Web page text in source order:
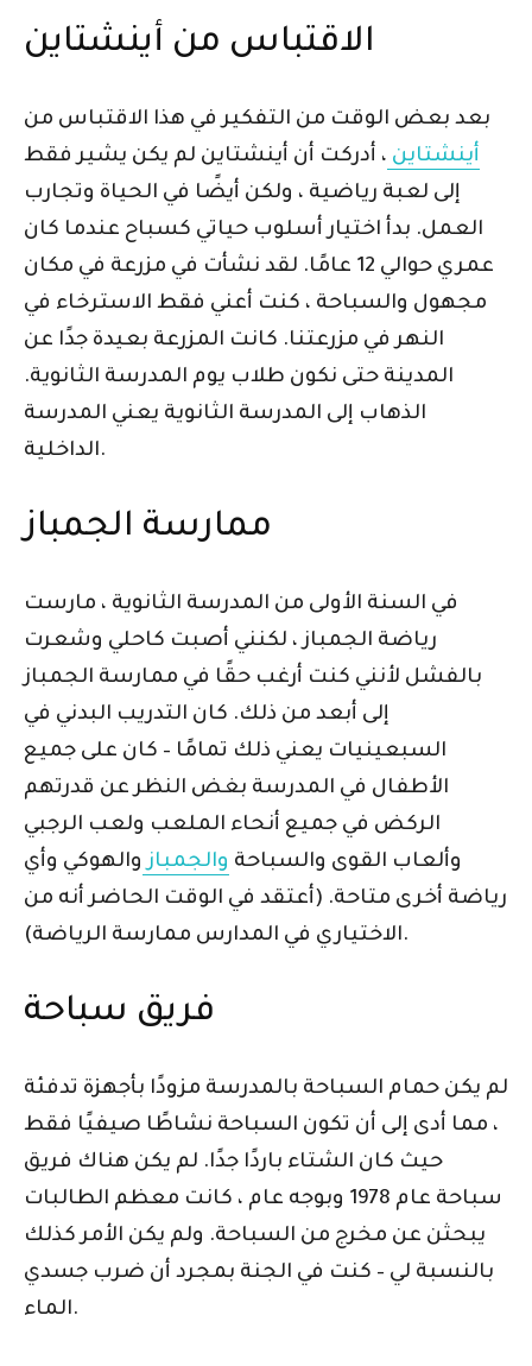
الاقتباس من أينشتاين
بعد بعض الوقت من التفكير في هذا الاقتباس من
أينشتاين ، أدركت أن أينشتاين لم يكن يشير فقط
إلى لعبة رياضية ، ولكن أيضًا في الحياة وتجارب
العمل. بدأ اختيار أسلوب حياتي كسباح عندما كان
عمري حوالي 12 عامًا. لقد نشأت في مزرعة في مكان
مجهول والسباحة ، كنت أعني فقط الاسترخاء في
النهر في مزرعتنا. كانت المزرعة بعيدة جدًا عن
المدينة حتى نكون طلاب يوم المدرسة الثانوية.
الذهاب إلى المدرسة الثانوية يعني المدرسة
الداخلية.
ممارسة الجمباز
في السنة الأولى من المدرسة الثانوية ، مارست
رياضة الجمباز ، لكنني أصبت كاحلي وشعرت
بالفشل لأنني كنت أرغب حقًا في ممارسة الجمباز
إلى أبعد من ذلك. كان التدريب البدني في
السبعينيات يعني ذلك تمامًا – كان على جميع
الأطفال في المدرسة بغض النظر عن قدرتهم
الركض في جميع أنحاء الملعب ولعب الرجبي
وألعاب القوى والسباحة والجمباز والهوكي وأي
رياضة أخرى متاحة. (أعتقد في الوقت الحاضر أنه من
الاختياري في المدارس ممارسة الرياضة).
فريق سباحة
لم يكن حمام السباحة بالمدرسة مزودًا بأجهزة تدفئة
، مما أدى إلى أن تكون السباحة نشاطًا صيفيًا فقط
حيث كان الشتاء باردًا جدًا. لم يكن هناك فريق
سباحة عام 1978 وبوجه عام ، كانت معظم الطالبات
يبحثن عن مخرج من السباحة. ولم يكن الأمر كذلك
بالنسبة لي – كنت في الجنة بمجرد أن ضرب جسدي
الماء.